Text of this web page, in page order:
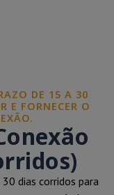
DE 15 A 30
E FORNECER O
dias corridos para